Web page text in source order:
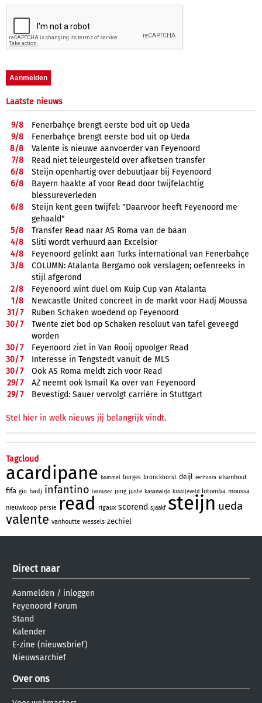
Laatste nieuws
9/8
Fenerbahçe brengt eerste bod uit op Ueda
9/8
Fenerbahçe brengt eerste bod uit op Ueda
8/8
Valente is nieuwe aanvoerder van Feyenoord
7/8
Read niet teleurgesteld over afketsen transfer
6/8
Steijn openhartig over debuutjaar bij Feyenoord
6/8
Bayern haakte af voor Read door twijfelachtig
blessureverleden
6/8
Steijn kent geen twijfel: "Daarvoor heeft Feyenoord me
gehaald"
5/8
Transfer Read naar AS Roma van de baan
4/8
Sliti wordt verhuurd aan Excelsior
4/8
Feyenoord gelinkt aan Turks international van Fenerbahçe
3/8
COLUMN: Atalanta Bergamo ook verslagen; oefenreeks in
stijl afgerond
2/8
Feyenoord wint duel om Kuip Cup van Atalanta
1/8
Newcastle United concreet in de markt voor Hadj Moussa
31/7
Ruben Schaken woedend op Feyenoord
30/7
Twente ziet bod op Schaken resoluut van tafel geveegd
worden
30/7
Feyenoord ziet in Van Rooij opvolger Read
30/7
Interesse in Tengstedt vanuit de MLS
30/7
Ook AS Roma meldt zich voor Read
29/7
AZ neemt ook Ismail Ka over van Feyenoord
29/7 Bevestigd: Sauer vervolgt carrière in Stuttgart
Stel hier in welk nieuws jij belangrijk vindt.
Tagcloud
acardipane bommel borges bronckhorst deijl eenhoorn elsenhout
fifa gio hadj infantino ivanusec jong juste kasanwirjo kraaijeveld lotomba moussa
nieuwkoop persie read rigaux scorend sjaakf steijn ueda
valente vanhoutte wessels zechiel
Direct naar
Aanmelden / inloggen
Feyenoord Forum
Stand
Kalender
E-zine (nieuwsbrief)
Nieuwsarchief
Over ons